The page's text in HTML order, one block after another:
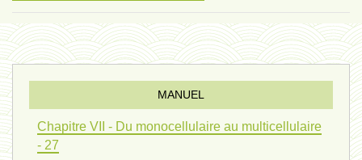
évolution 10 - 4 février 2025
réconciliations 04 - 26 janvier
MANUEL
Chapitre VII - Du monocellulaire au multicellulaire
- 27